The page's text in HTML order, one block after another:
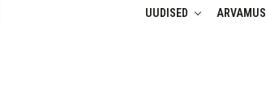
UUDISED ARVAMUS